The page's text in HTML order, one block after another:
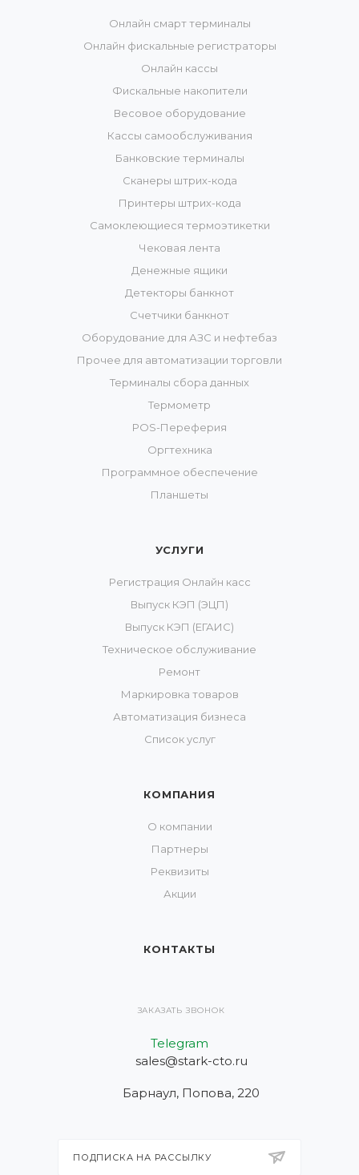
Онлайн смарт терминалы
Онлайн фискальные регистраторы
Онлайн кассы
Фискальные накопители
Весовое оборудование
Кассы самообслуживания
Банковские терминалы
Сканеры штрих-кода
Принтеры штрих-кода
Самоклеющиеся термоэтикетки
Чековая лента
Денежные ящики
Детекторы банкнот
Счетчики банкнот
Оборудование для АЗС и нефтебаз
Прочее для автоматизации торговли
Терминалы сбора данных
Термометр
POS-Переферия
Оргтехника
Программное обеспечение
Планшеты
УСЛУГИ
Регистрация Онлайн касс
Выпуск КЭП (ЭЦП)
Выпуск КЭП (ЕГАИС)
Техническое обслуживание
Ремонт
Маркировка товаров
Автоматизация бизнеса
Список услуг
КОМПАНИЯ
О компании
Партнеры
Реквизиты
Акции
КОНТАКТЫ
ЗАКАЗАТЬ ЗВОНОК
Telegram
sales@stark-cto.ru
Барнаул, Попова, 220
ПОДПИСКА НА РАССЫЛКУ